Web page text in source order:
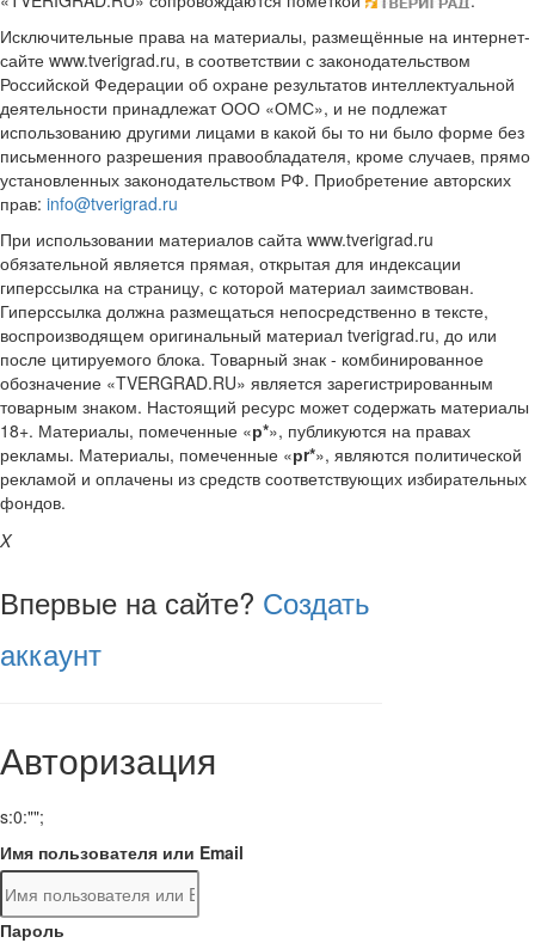
Исключительные права на материалы, размещённые на интернет-
сайте www.tverigrad.ru, в соответствии с законодательством
Российской Федерации об охране результатов интеллектуальной
деятельности принадлежат ООО «ОМС», и не подлежат
использованию другими лицами в какой бы то ни было форме без
письменного разрешения правообладателя, кроме случаев, прямо
установленных законодательством РФ. Приобретение авторских
прав: info@tverigrad.ru
При использовании материалов сайта www.tverigrad.ru
обязательной является прямая, открытая для индексации
гиперссылка на страницу, с которой материал заимствован.
Гиперссылка должна размещаться непосредственно в тексте,
воспроизводящем оригинальный материал tverigrad.ru, до или
после цитируемого блока. Товарный знак - комбинированное
обозначение «TVERGRAD.RU» является зарегистрированным
товарным знаком. Настоящий ресурс может содержать материалы
18+. Материалы, помеченные «р*», публикуются на правах
рекламы. Материалы, помеченные «рr*», являются политической
рекламой и оплачены из средств соответствующих избирательных
фондов.
X
Впервые на сайте? Создать
аккаунт
Авторизация
s:0:"";
Имя пользователя или Email
Пароль